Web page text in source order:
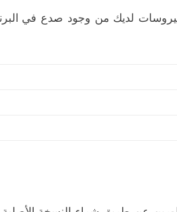
لديك من وجود صدع في